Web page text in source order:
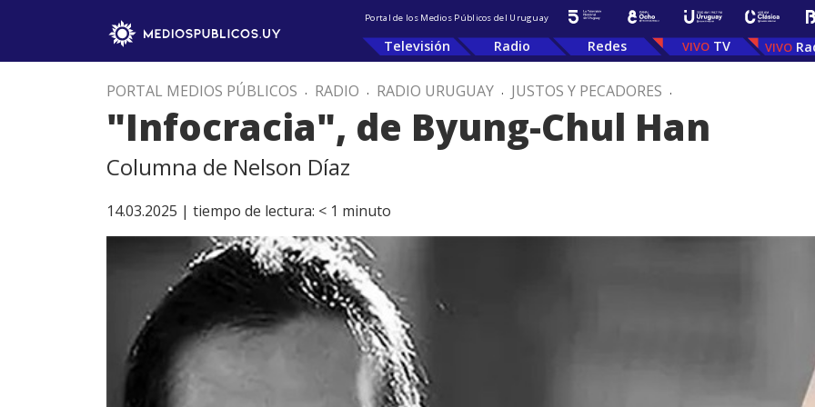
Portal de los Medios Públicos del Uruguay
Televisión Radio Redes TV
PORTAL MEDIOS PÚBLICOS . RADIO . RADIO URUGUAY . JUSTOS Y PECADORES .
"Infocracia", de Byung-Chul Han
Columna de Nelson Díaz
14.03.2025 | tiempo de lectura: < 1 minuto